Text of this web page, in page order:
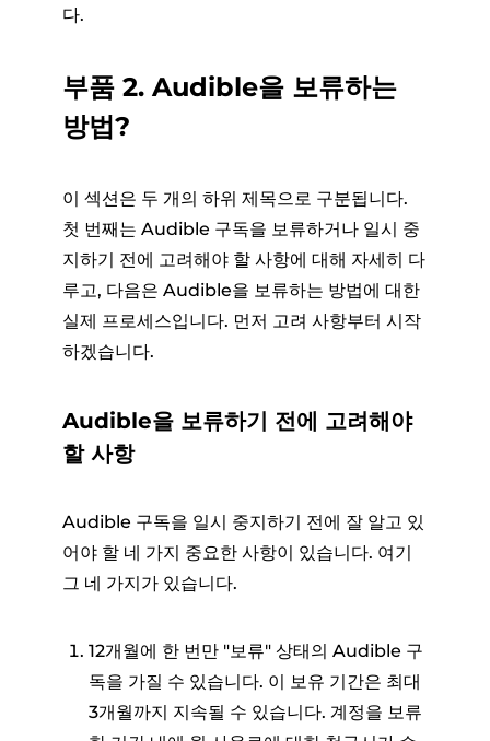
다.
부품 2. Audible을 보류하는
방법?
이 섹션은 두 개의 하위 제목으로 구분됩니다.
첫 번째는 Audible 구독을 보류하거나 일시 중
지하기 전에 고려해야 할 사항에 대해 자세히 다
루고, 다음은 Audible을 보류하는 방법에 대한
실제 프로세스입니다. 먼저 고려 사항부터 시작
하겠습니다.
Audible을 보류하기 전에 고려해야
할 사항
Audible 구독을 일시 중지하기 전에 잘 알고 있
어야 할 네 가지 중요한 사항이 있습니다. 여기
그 네 가지가 있습니다.
12개월에 한 번만 "보류" 상태의 Audible 구
독을 가질 수 있습니다. 이 보유 기간은 최대
3개월까지 지속될 수 있습니다. 계정을 보류